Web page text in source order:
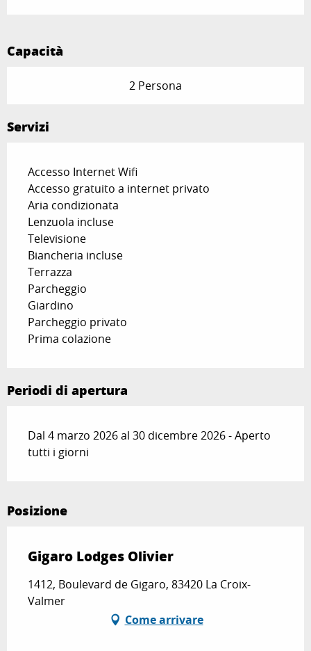
Capacità
2 Persona
Servizi
Accesso Internet Wifi
Accesso gratuito a internet privato
Aria condizionata
Lenzuola incluse
Televisione
Biancheria incluse
Terrazza
Parcheggio
Giardino
Parcheggio privato
Prima colazione
Periodi di apertura
Dal 4 marzo 2026 al 30 dicembre 2026 - Aperto
tutti i giorni
Posizione
Gigaro Lodges Olivier
1412, Boulevard de Gigaro, 83420 La Croix-
Valmer
Come arrivare